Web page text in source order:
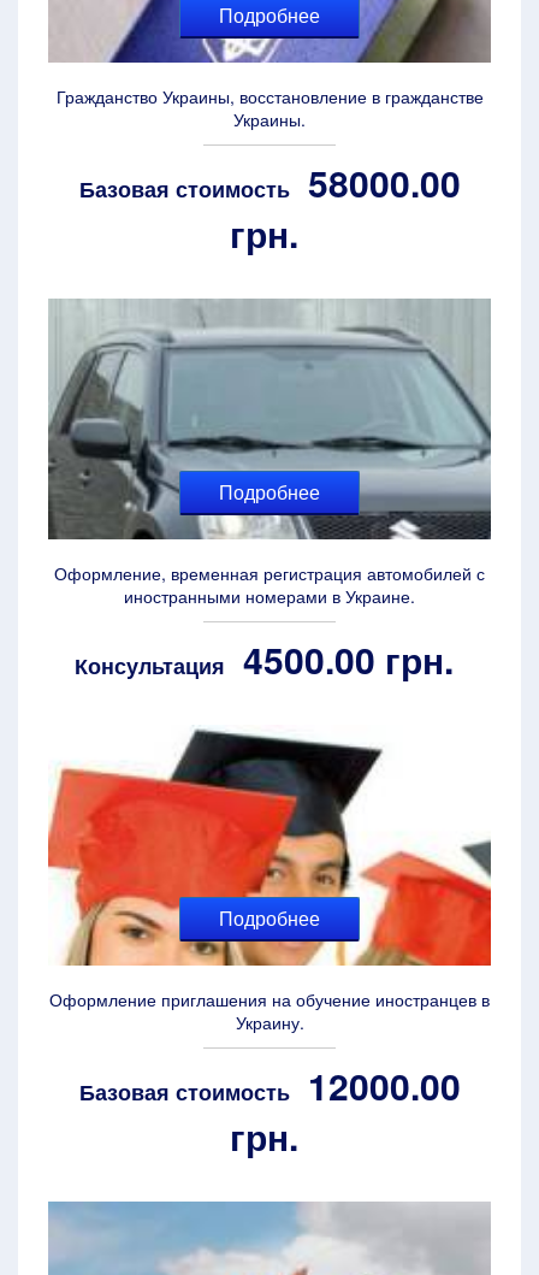
Подробнее
Гражданство Украины, восстановление в гражданстве
Украины.
Базовая стоимость 58000.00
грн.
Подробнее
Оформление, временная регистрация автомобилей с
иностранными номерами в Украине.
Консультация 4500.00 грн.
Подробнее
Оформление приглашения на обучение иностранцев в
Украину.
Базовая стоимость
12000.00
грн.